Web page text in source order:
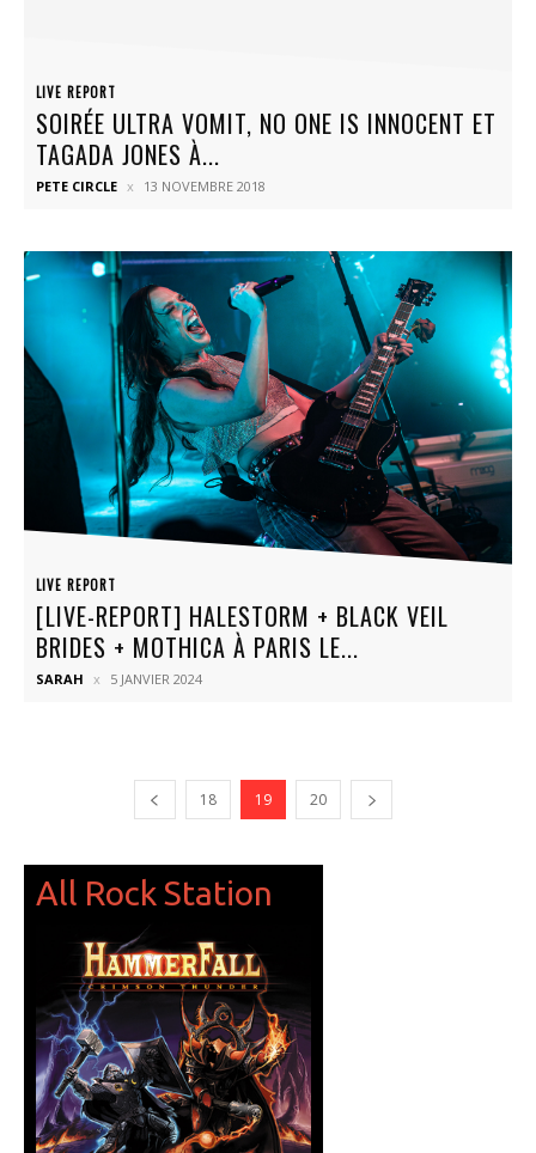
LIVE REPORT
SOIRÉE ULTRA VOMIT, NO ONE IS INNOCENT ET
TAGADA JONES À...
PETE CIRCLE 13 NOVEMBRE 2018
LIVE REPORT
[LIVE-REPORT] HALESTORM + BLACK VEIL
BRIDES + MOTHICA À PARIS LE...
SARAH 5 JANVIER 2024
18 19 20